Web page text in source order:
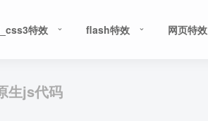
特效 flash特效 网页特效
生js代码